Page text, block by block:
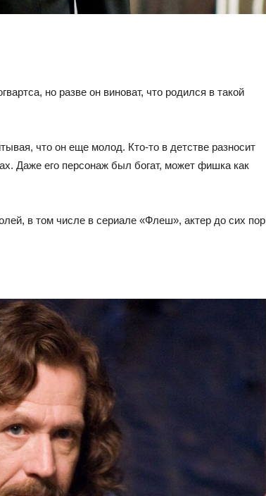
но разве он виноват, что родился в такой
что он еще молод. Кто-то в детстве разносит
Даже его персонаж был богат, может фишка как
в том числе в сериале «Флеш», актер до сих пор